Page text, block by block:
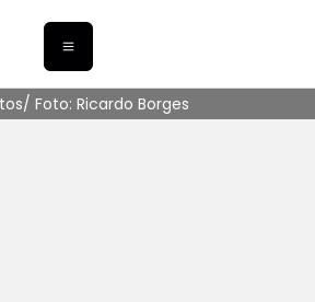
Foto: Ricardo Borges